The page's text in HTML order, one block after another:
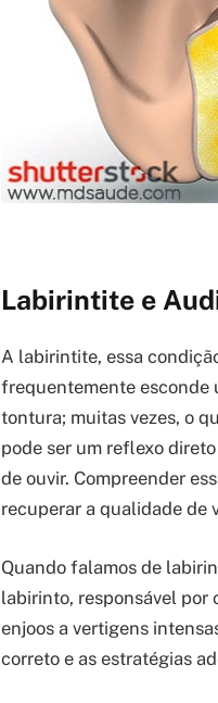
Labirintite e
A labirintite, essa
frequentemente esconde
tontura; muitas vezes, o
pode ser um reflexo
de ouvir. Compreender
recuperar a qualidade de
Quando falamos de
labirinto, responsável por
enjoos a vertigens
correto e as estratégias